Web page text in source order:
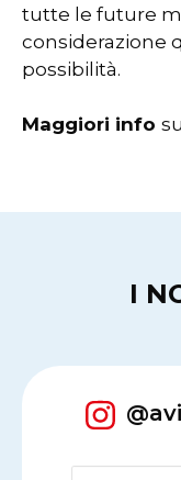
tutte le future
considerazione
possibilità.
Maggiori info
I